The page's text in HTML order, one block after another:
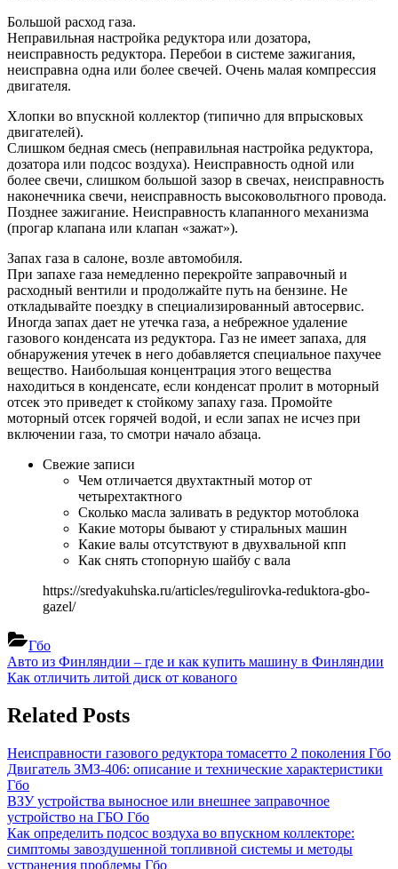
Большой расход газа.
Неправильная настройка редуктора или дозатора,
неисправность редуктора. Перебои в системе зажигания,
неисправна одна или более свечей. Очень малая компрессия
двигателя.
Хлопки во впускной коллектор (типично для впрысковых
двигателей).
Слишком бедная смесь (неправильная настройка редуктора,
дозатора или подсос воздуха). Неисправность одной или
более свечи, слишком большой зазор в свечах, неисправность
наконечника свечи, неисправность высоковольтного провода.
Позднее зажигание. Неисправность клапанного механизма
(прогар клапана или клапан «зажат»).
Запах газа в салоне, возле автомобиля.
При запахе газа немедленно перекройте заправочный и
расходный вентили и продолжайте путь на бензине. Не
откладывайте поездку в специализированный автосервис.
Иногда запах дает не утечка газа, а небрежное удаление
газового конденсата из редуктора. Газ не имеет запаха, для
обнаружения утечек в него добавляется специальное пахучее
вещество. Наибольшая концентрация этого вещества
находиться в конденсате, если конденсат пролит в моторный
отсек это приведет к стойкому запаху газа. Промойте
моторный отсек горячей водой, и если запах не исчез при
включении газа, то смотри начало абзаца.
Свежие записи
Чем отличается двухтактный мотор от
четырехтактного
Сколько масла заливать в редуктор мотоблока
Какие моторы бывают у стиральных машин
Какие валы отсутствуют в двухвальной кпп
Как снять стопорную шайбу с вала
https://sredyakuhska.ru/articles/regulirovka-reduktora-gbo-
gazel/
Гбо
Навигация
по
записям
Previous
Post:
Авто из Финляндии – где и как купить машину в Финляндии
Next
Как отличить литой диск от кованого
Related Posts
Неисправности газового редуктора томасетто 2 поколения Гбо
Двигатель ЗМЗ-406: описание и технические характеристики
Гбо
ВЗУ устройства выносное или внешнее заправочное
устройство на ГБО Гбо
Как определить подсос воздуха во впускном коллекторе:
симптомы завоздушенной топливной системы и методы
устранения проблемы Гбо